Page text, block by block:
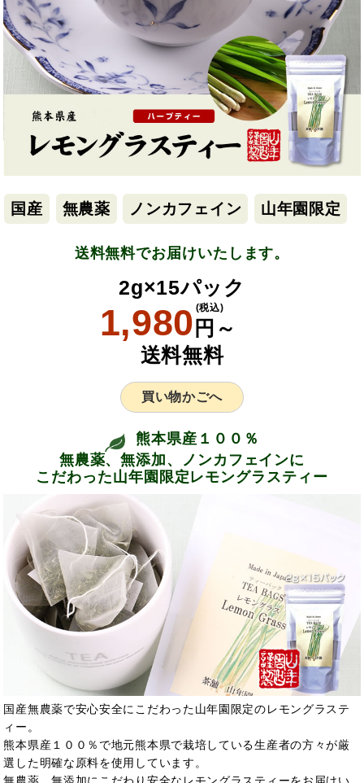
国産 無農薬 ノンカフェイン 山年園限定
送料無料でお届けいたします。
2g×15パック
1,980 円～
(税込)
送料無料
買い物かごへ
熊本県産１００％
無農薬、無添加、ノンカフェインに
こだわった山年園限定レモングラスティー
国産無農薬で安心安全にこだわった山年園限定のレモングラステ
ィー。
熊本県産１００％で地元熊本県で栽培している生産者の方々が厳
選した明確な原料を使用しています。